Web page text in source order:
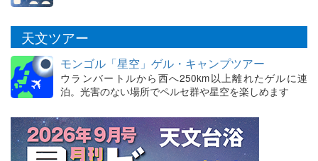
天文ツアー
モンゴル「星空」ゲル・キャンプツアー
ウランバートルから西へ250km以上離れたゲルに連
泊。光害のない場所でペルセ群や星空を楽しめます